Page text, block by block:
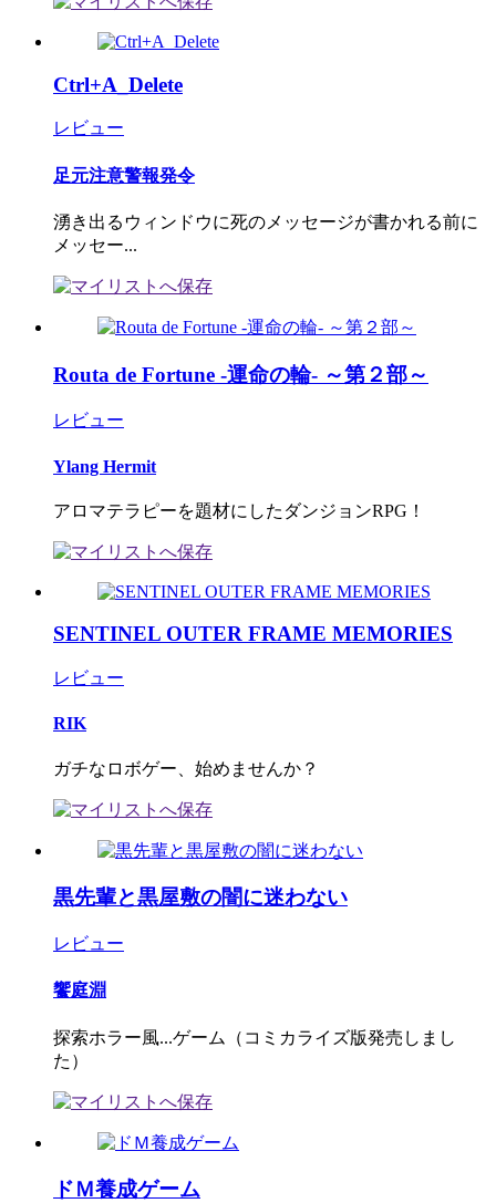
Ctrl+A_Delete
レビュー
足元注意警報発令
湧き出るウィンドウに死のメッセージが書かれる前に
メッセー...
Routa de Fortune -運命の輪- ～第２部～
レビュー
Ylang Hermit
アロマテラピーを題材にしたダンジョンRPG！
SENTINEL OUTER FRAME MEMORIES
レビュー
RIK
ガチなロボゲー、始めませんか？
黒先輩と黒屋敷の闇に迷わない
レビュー
饗庭淵
探索ホラー風...ゲーム（コミカライズ版発売しまし
た）
ドＭ養成ゲーム